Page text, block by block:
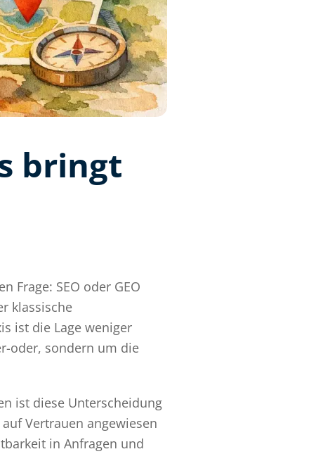
bringt
Frage: SEO oder GEO
klassische
ist die Lage weniger
oder, sondern um die
ist diese Unterscheidung
Vertrauen angewiesen
in Anfragen und